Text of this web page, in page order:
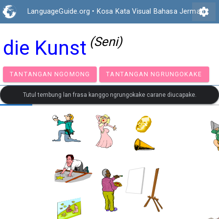
LanguageGuide.org • Kosa Kata Visual Bahasa Jerman
settings
die Kunst (Seni)
TANTANGAN NGOMONG TANTANGAN
Tutul tembung lan frasa kanggo ngrungokake carane diucapake.